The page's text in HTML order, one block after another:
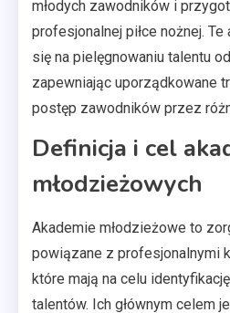
młodych zawodników i
profesjonalnej piłce nożnej.
się na pielęgnowaniu talentu
zapewniając uporządkowane
postęp zawodników przez
Definicja i cel
młodzieżowych
Akademie młodzieżowe to
powiązane z profesjonalnymi
które mają na celu
talentów. Ich głównym celem